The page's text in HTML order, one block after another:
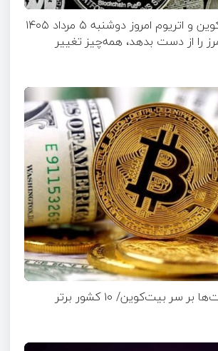
قیمت تتر، بیت‌کوین و اتریوم امروز دوشنبه ۵ مرداد ۱۴۰۵
را از دست بدهد، همه‌چیز تغییر
رقابت پنهان دولت‌ها بر سر بیت‌کوین/ ۱۰ کشور برتر